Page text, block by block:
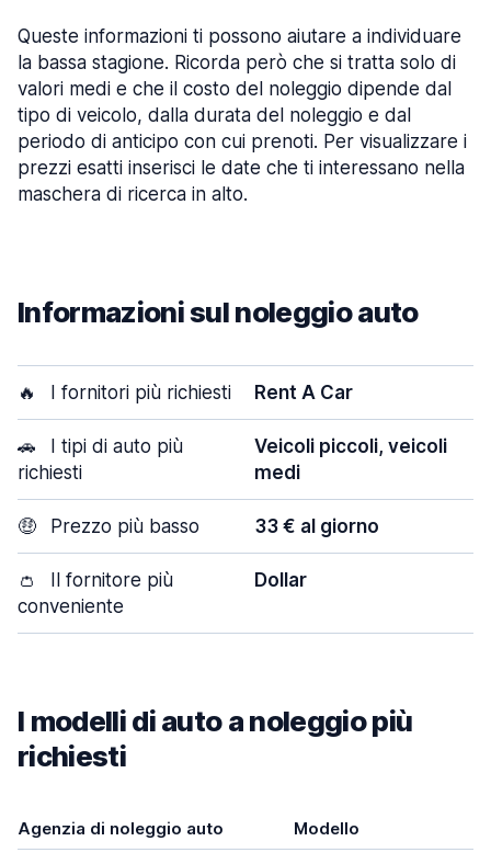
Queste informazioni ti possono aiutare a individuare
la bassa stagione. Ricorda però che si tratta solo di
valori medi e che il costo del noleggio dipende dal
tipo di veicolo, dalla durata del noleggio e dal
periodo di anticipo con cui prenoti. Per visualizzare i
prezzi esatti inserisci le date che ti interessano nella
maschera di ricerca in alto.
Informazioni sul noleggio auto
🔥 I fornitori più richiesti Rent A Car
🚗
I tipi di auto più
richiesti
Veicoli piccoli, veicoli
medi
🤑 Prezzo più basso 33 € al giorno
👛
Il fornitore più
conveniente
Dollar
I modelli di auto a noleggio più
richiesti
Agenzia di noleggio auto Modello